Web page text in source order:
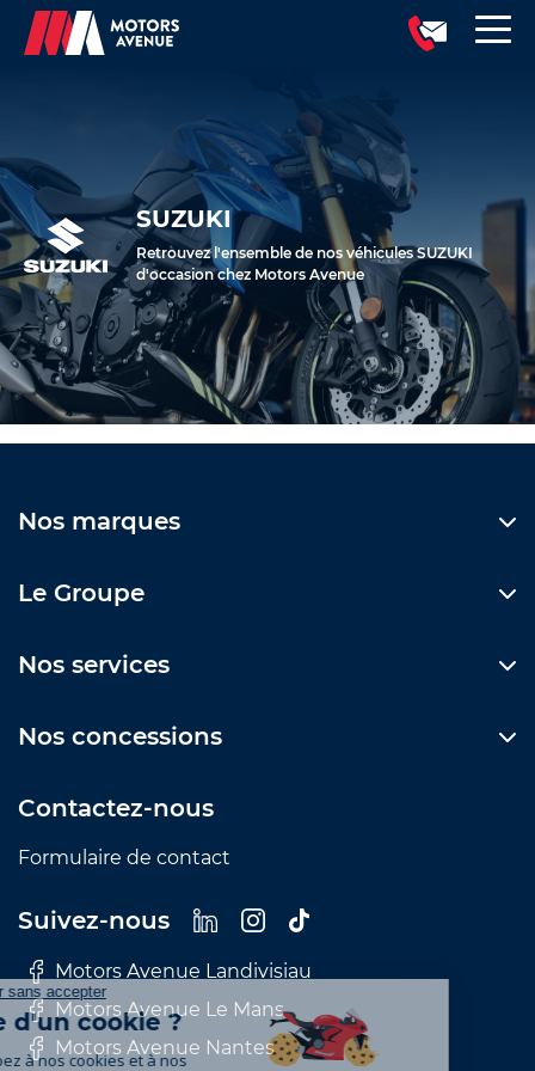
SUZUKI
Retrouvez l'ensemble de nos véhicules SUZUKI
d'occasion chez Motors Avenue
Nos marques
Le Groupe
Nos services
Nos concessions
Contactez-nous
Formulaire de contact
Suivez-nous
Motors Avenue Landivisiau
Motors Avenue Le Mans
Motors Avenue Nantes